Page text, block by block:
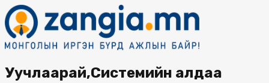
Уучлаарай,Системийн алдаа